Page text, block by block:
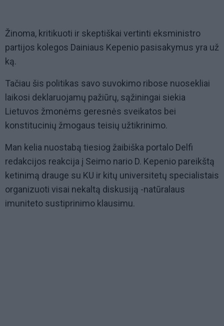
Žinoma, kritikuoti ir skeptiškai vertinti eksministro
partijos kolegos Dainiaus Kepenio pasisakymus yra už
ką.
Tačiau šis politikas savo suvokimo ribose nuosekliai
laikosi deklaruojamų pažiūrų, sąžiningai siekia
Lietuvos žmonėms geresnės sveikatos bei
konstitucinių žmogaus teisių užtikrinimo.
Man kelia nuostabą tiesiog žaibiška portalo Delfi
redakcijos reakcija į Seimo nario D. Kepenio pareikštą
ketinimą drauge su KU ir kitų universitetų specialistais
organizuoti visai nekaltą diskusiją -natūralaus
imuniteto sustiprinimo klausimu.